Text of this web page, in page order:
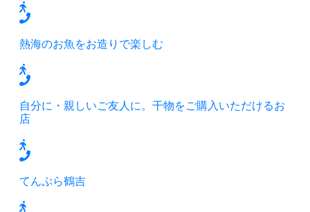
熱海のお魚をお造りで楽しむ
自分に・親しいご友人に。干物をご購入いただけるお
店
てんぷら鶴吉